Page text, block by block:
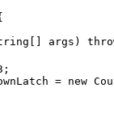
args)
;
=
new